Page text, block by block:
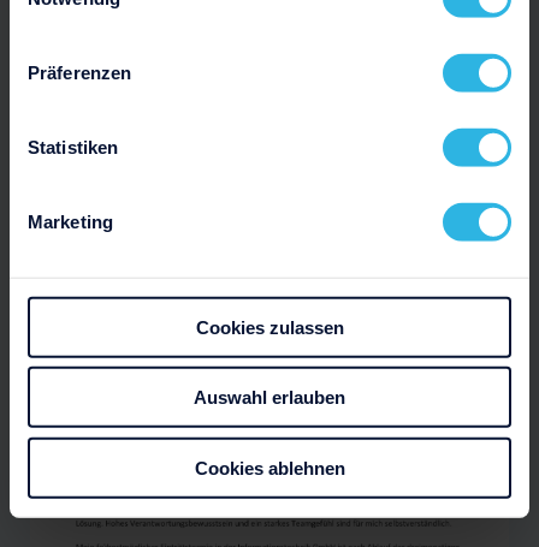
Präferenzen
Statistiken
Marketing
Cookies zulassen
Auswahl erlauben
Cookies ablehnen